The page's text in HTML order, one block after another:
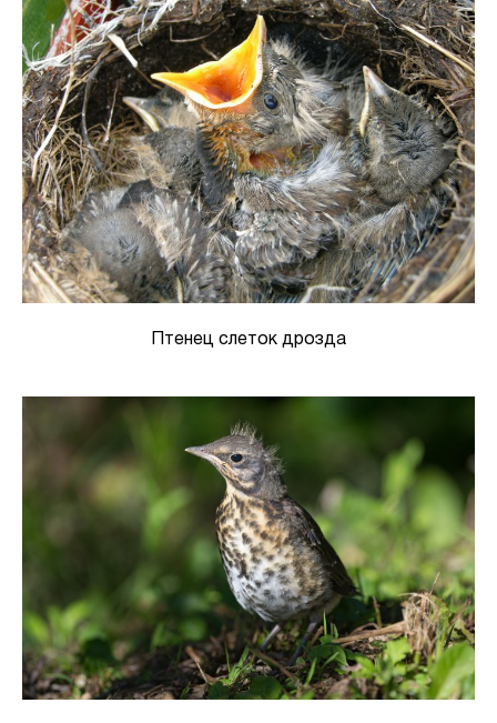
Птенец слеток дрозда